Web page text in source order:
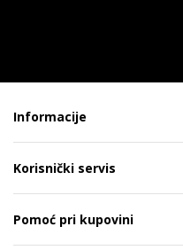
Informacije
Korisnički servis
Pomoć pri kupovini